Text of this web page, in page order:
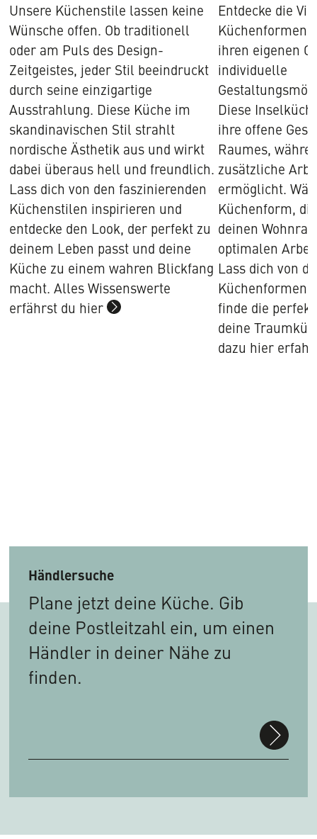
Unsere Küchenstile lassen keine
Wünsche offen. Ob traditionell
oder am Puls des Design-
Zeitgeistes, jeder Stil beeindruckt
durch seine einzigartige
Ausstrahlung. Diese Küche im
skandinavischen Stil strahlt
nordische Ästhetik aus und wirkt
dabei überaus hell und freundlich.
Lass dich von den faszinierenden
Küchenstilen inspirieren und
entdecke den Look, der perfekt zu
deinem Leben passt und deine
Küche zu einem wahren Blickfang
macht. Alles Wissenswerte
erfährst du hierMehr
Entdecke die
Küchenformen,
ihren eigenen
individuelle
Diese
ihre offene
Raumes,
zusätzliche
ermöglicht.
Küchenform,
deinen
optimalen
Lass dich von
Küchenformen
finde die
deine
dazu hier
Händlersuche
Plane jetzt deine Küche. Gib
deine Postleitzahl ein, um einen
Händler in deiner Nähe zu
finden.
suchen